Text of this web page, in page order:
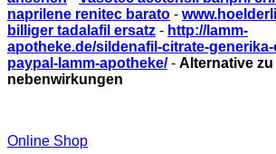
naprilene renitec barato -
billiger tadalafil ersatz - http://lamm-
apotheke.de/sildenafil-citrate-
paypal-lamm-apotheke/- Alternative
nebenwirkungen
Online Shop